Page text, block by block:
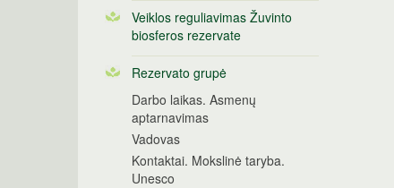
Veiklos reguliavimas Žuvinto
biosferos rezervate
Rezervato grupė
Darbo laikas. Asmenų
aptarnavimas
Vadovas
Kontaktai. Mokslinė taryba.
Unesco